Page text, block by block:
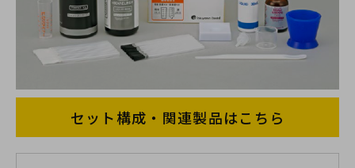
セット構成・関連製品はこちら